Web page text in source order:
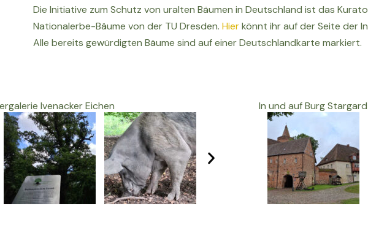
Die Initiative zum Schutz von uralten Bäumen in Deutschland ist das
Nationalerbe-Bäume von der TU Dresden. Hierkönnt ihr auf der Seite der
Alle bereits gewürdigten Bäume sind auf einer Deutschlandkarte markiert.
Ivenacker Eichen In und auf Burg Stargard